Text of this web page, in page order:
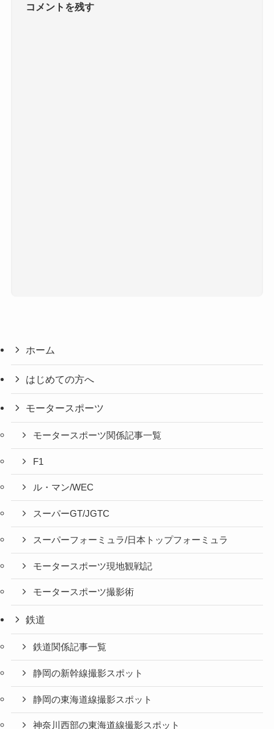
コメントを残す
ホーム
はじめての方へ
モータースポーツ
モータースポーツ関係記事一覧
F1
ル・マン/WEC
スーパーGT/JGTC
スーパーフォーミュラ/日本トップフォーミュラ
モータースポーツ現地観戦記
モータースポーツ撮影術
鉄道
鉄道関係記事一覧
静岡の新幹線撮影スポット
静岡の東海道線撮影スポット
神奈川西部の東海道線撮影スポット